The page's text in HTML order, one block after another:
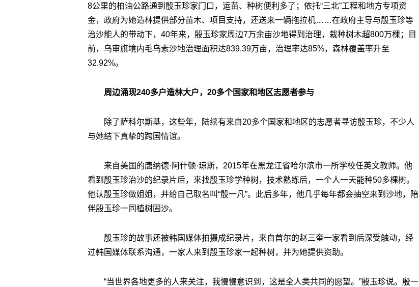
8公里的柏油公路通到殷玉珍家门口，运苗、种树便利多了；依托“三北”工程和地方专项资
金，政府为她造林提供部分苗木、项目支持，还送来一辆拖拉机……在政府主导与殷玉珍等
治沙能人的带动下，40年来，殷玉珍家周边7万余亩沙地得到治理，栽种树木超800万棵；目
前，乌审旗境内毛乌素沙地治理面积达839.39万亩，治理率达85%，森林覆盖率升至
32.92%。
周边涌现240多户造林大户，20多个国家和地区志愿者参与
除了萨科尔斯基，这些年，陆续有来自20多个国家和地区的志愿者寻访殷玉珍，不少人
与她结下真挚的跨国情谊。
来自美国的唐纳德·阿什顿·琼斯，2015年在黑龙江省哈尔滨市一所学校任英文教师。他
看到殷玉珍治沙的纪录片后，来找殷玉珍学种树，技术熟练后，一个人一天能种50多棵树。
他认殷玉珍做姐姐，并给自己取名叫“殷一凡”。此后多年，他几乎每年都会抽空来到沙地，陪
伴殷玉珍一同植树固沙。
殷玉珍的故事还被韩国媒体拍摄成纪录片，来自首尔的赵三奎一家看到后深受触动，经
过韩国媒体联系沟通，一家人来到殷玉珍家一起种树，并为她提供资助。
“当世界各地更多的人来关注，我慢慢意识到，这是全人类共同的愿望。”殷玉珍说。殷一